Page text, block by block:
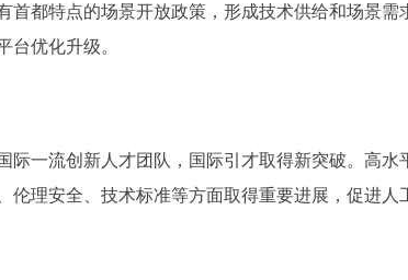
首都特点的场景开放政策，形成技术供给和场景需
台优化升级。
一流创新人才团队，国际引才取得新突破。高水
理安全、技术标准等方面取得重要进展，促进人